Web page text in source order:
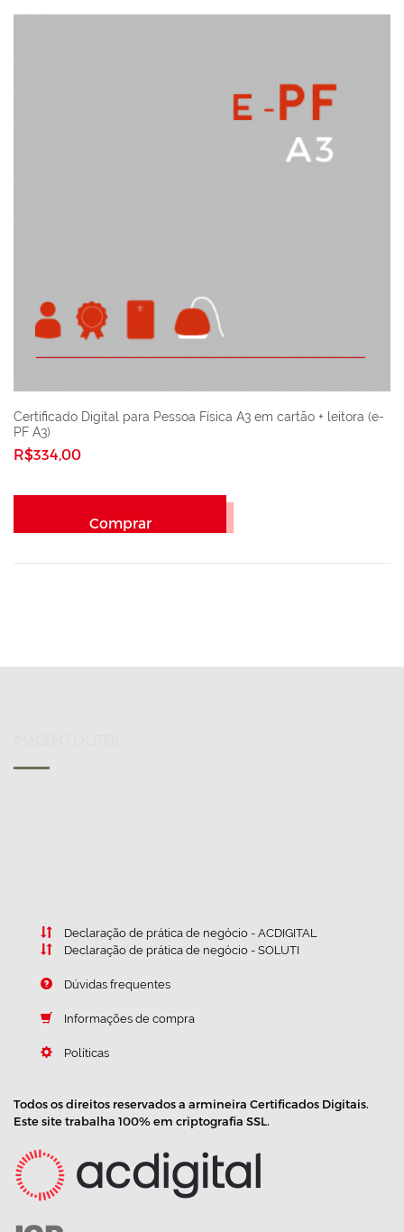
Certificado Digital para Pessoa Física A3 em cartão + leitora (e-
PF A3)
R$334,00
Comprar
Declaração de prática de negócio - ACDIGITAL
Declaração de prática de negócio - SOLUTI
Dúvidas frequentes
Informações de compra
Políticas
Todos os direitos reservados a armineira Certificados Digitais.
Este site trabalha 100% em criptografia SSL.